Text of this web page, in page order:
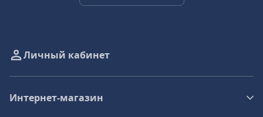
Личный кабинет
Интернет-магазин